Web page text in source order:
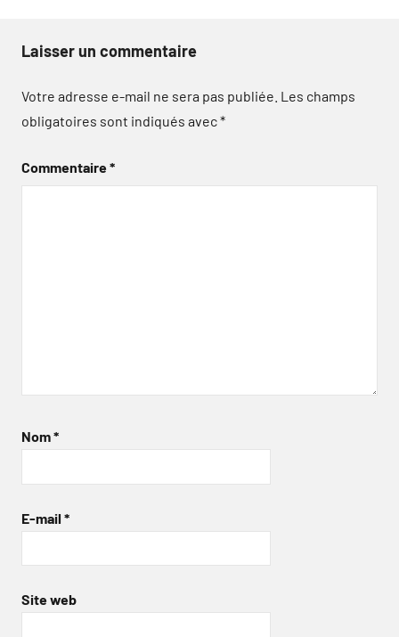
Laisser un commentaire
Votre adresse e-mail ne sera pas publiée. Les champs
obligatoires sont indiqués avec*
Commentaire*
Nom*
E-mail *
Site web